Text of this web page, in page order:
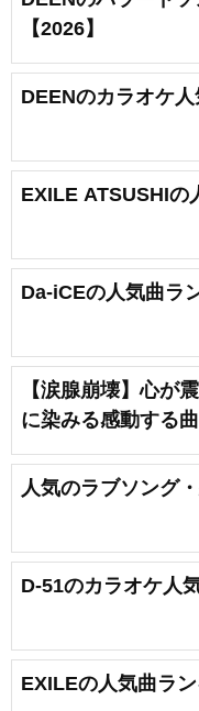
【2026】
DEENのカラオケ人
EXILE ATSUSHIの
Da-iCEの人気曲ラ
【涙腺崩壊】心が
に染みる感動する曲
人気のラブソング
D-51のカラオケ人
EXILEの人気曲ラン